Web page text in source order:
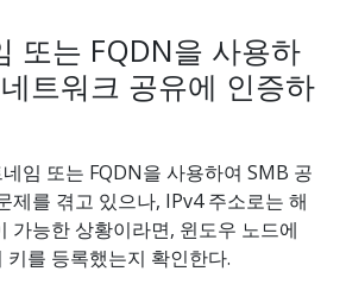
또는 FQDN을 사용하
트워크 공유에 인증하
임 또는 FQDN을 사용하여 SMB 공
제를 겪고 있으나, IPv4 주소로는 해
가능한 상황이라면, 윈도우 노드에
키를 등록했는지 확인한다.